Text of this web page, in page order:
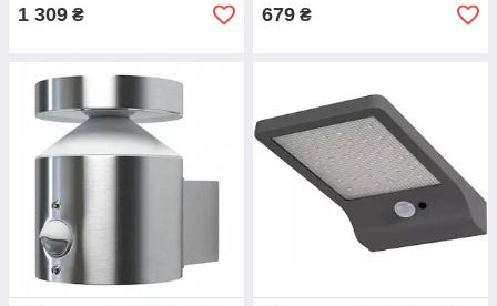
1 309 ₴ 679 ₴